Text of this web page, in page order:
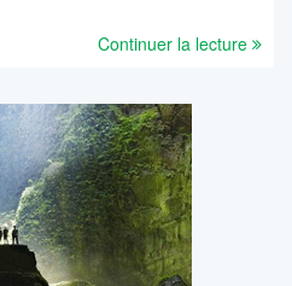
Continuer la lecture